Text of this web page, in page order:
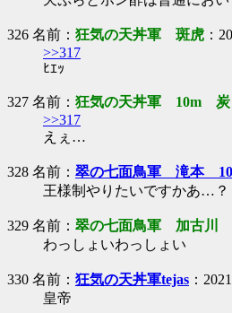
326 名前： 狂気の天丼軍 斑虎 ：
>>317
ﾋｴｯ
327 名前： 狂気の天丼軍 10m 炭
>>317
えぇ…
328 名前： 翠の七面鳥軍 滝本
王様制やりたいですかあ…？
329 名前： 翠の七面鳥軍 加古川
わっしょいわっしょい
330 名前： 狂気の天丼軍tejas ：
皇帝